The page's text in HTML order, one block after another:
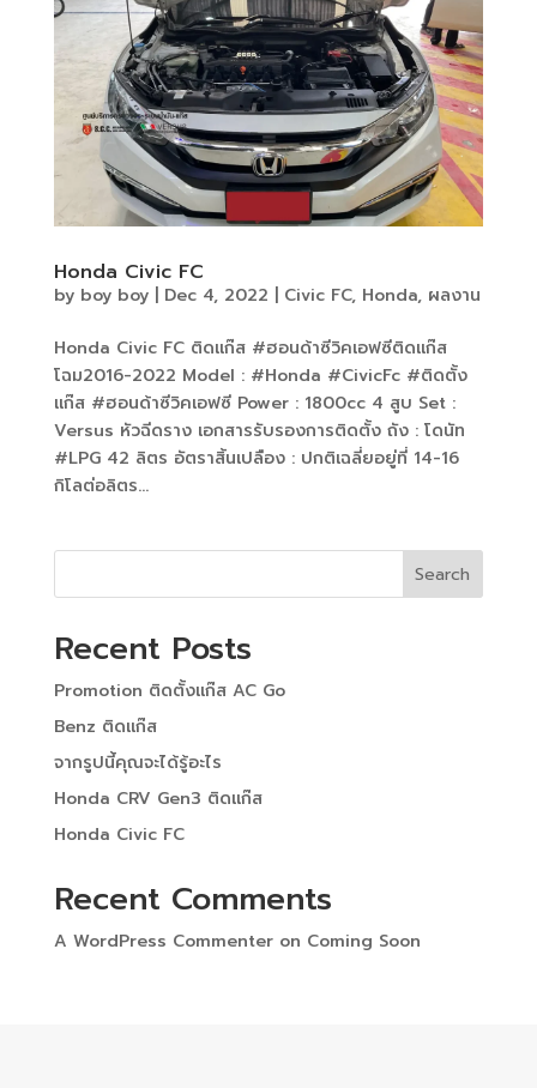
Honda Civic FC
by boy boy| Dec 4, 2022 | Civic FC, Honda, ผลงาน
Honda Civic FC ติดแก๊ส #ฮอนด้าซีวิคเอฟซีติดแก๊ส
โฉม2016-2022 Model : #Honda #CivicFc #ติดตั้ง
แก๊ส #ฮอนด้าซีวิคเอฟซี Power : 1800cc 4 สูบ Set :
Versus หัวฉีดราง เอกสารรับรองการติดตั้ง ถัง : โดนัท
#LPG 42 ลิตร อัตราสิ้นเปลือง : ปกติเฉลี่ยอยู่ที่ 14-16
กิโลต่อลิตร...
Search
Recent Posts
Promotion ติดตั้งแก๊ส AC Go
Benz ติดแก๊ส
จากรูปนี้คุณจะได้รู้อะไร
Honda CRV Gen3 ติดแก๊ส
Honda Civic FC
Recent Comments
A WordPress Commenteron Coming Soon